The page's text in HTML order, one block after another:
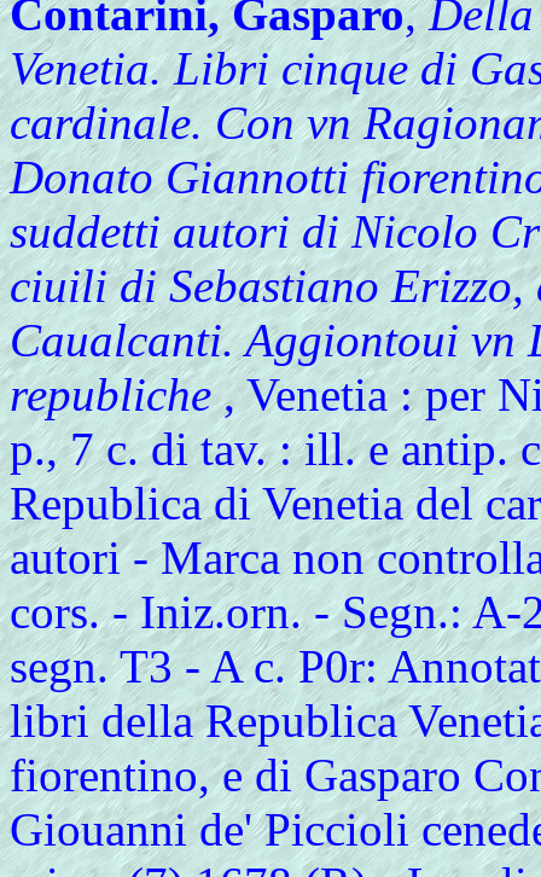
Contarini, Gasparo,Della
Venetia. Libri cinque di
cardinale. Con vn
Donato Giannotti
suddetti autori di Nicolo
ciuili di Sebastiano
Caualcanti. Aggiontoui vn
republiche, Venetia : per
p., 7 c. di tav. : ill. e antip.
Republica di Venetia del
autori - Marca non
cors. - Iniz.orn. - Segn.:
segn. T3 - A c. P0r:
libri della Republica
fiorentino, e di Gasparo
Giouanni de' Piccioli